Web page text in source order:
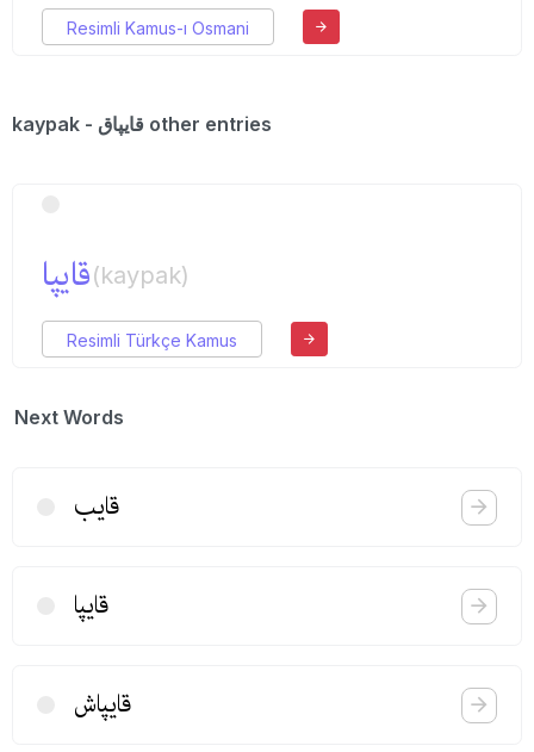
Resimli Kamus-ı Osmani
kaypak - قایپاق other entries
قایپا(kaypak)
Resimli Türkçe Kamus
Next Words
قایب
قایپا
قایپاش